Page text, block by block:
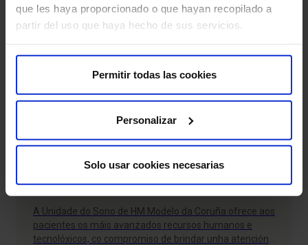
que les haya proporcionado o que hayan recopilado a
partir del uso que haya hecho de sus servicios.
Permitir todas las cookies
Personalizar
Solo usar cookies necesarias
A Unidade do Sono de HM Modelo da Coruña ofrece aos
pacientes os máis avanzados recursos humanos e
tecnolóxicos, co compromiso de brindar unha atención